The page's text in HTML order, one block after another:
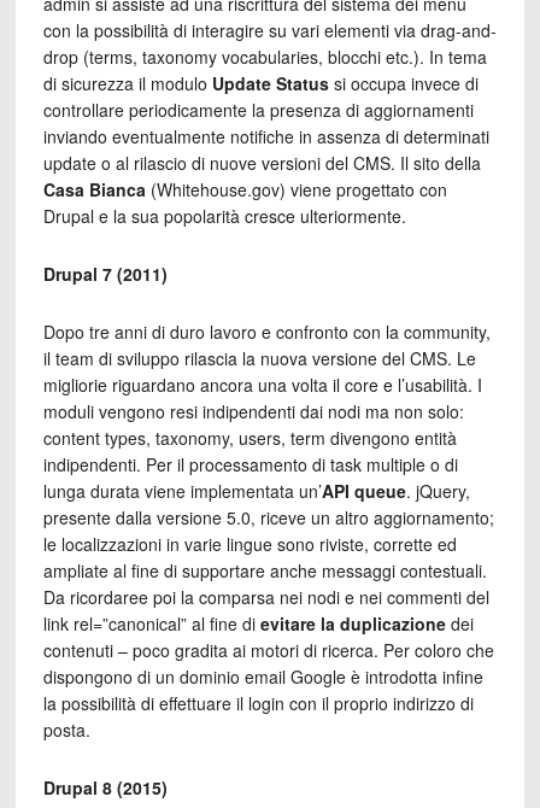
con la possibilità di interagire su vari elementi via drag-and-
drop (terms, taxonomy vocabularies, blocchi etc.). In tema
di sicurezza il modulo Update Statussi occupa invece di
controllare periodicamente la presenza di aggiornamenti
inviando eventualmente notifiche in assenza di determinati
update o al rilascio di nuove versioni del CMS. Il sito della
Casa Bianca(Whitehouse.gov) viene progettato con
Drupal e la sua popolarità cresce ulteriormente.
Drupal 7 (2011)
Dopo tre anni di duro lavoro e confronto con la community,
il team di sviluppo rilascia la nuova versione del CMS. Le
migliorie riguardano ancora una volta il core e l’usabilità. I
moduli vengono resi indipendenti dai nodi ma non solo:
content types, taxonomy, users, term divengono entità
indipendenti. Per il processamento di task multiple o di
lunga durata viene implementata un’API queue. jQuery,
presente dalla versione 5.0, riceve un altro aggiornamento;
le localizzazioni in varie lingue sono riviste, corrette ed
ampliate al fine di supportare anche messaggi contestuali.
Da ricordaree poi la comparsa nei nodi e nei commenti del
link rel=”canonical” al fine di evitare la duplicazionedei
contenuti – poco gradita ai motori di ricerca. Per coloro che
dispongono di un dominio email Google è introdotta infine
la possibilità di effettuare il login con il proprio indirizzo di
posta.
Drupal 8 (2015)